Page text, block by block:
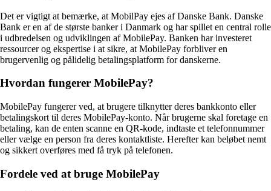
Det er vigtigt at bemærke, at MobilPay ejes af Danske Bank. Danske
Bank er en af de største banker i Danmark og har spillet en central rolle
i udbredelsen og udviklingen af MobilePay. Banken har investeret
ressourcer og ekspertise i at sikre, at MobilePay forbliver en
brugervenlig og pålidelig betalingsplatform for danskerne.
Hvordan fungerer MobilePay?
MobilePay fungerer ved, at brugere tilknytter deres bankkonto eller
betalingskort til deres MobilePay-konto. Når brugerne skal foretage en
betaling, kan de enten scanne en QR-kode, indtaste et telefonnummer
eller vælge en person fra deres kontaktliste. Herefter kan beløbet nemt
og sikkert overføres med få tryk på telefonen.
Fordele ved at bruge MobilePay